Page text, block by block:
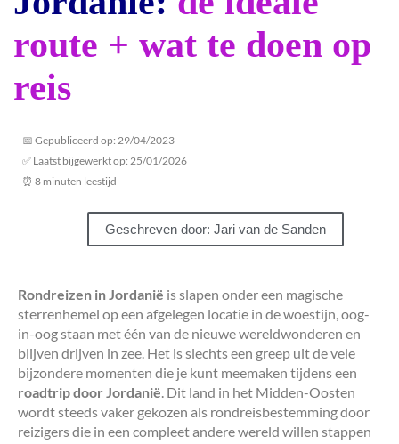
route + wat te doen op
reis
📅 Gepubliceerd op: 29/04/2023
✅ Laatst bijgewerkt op: 25/01/2026
⏰ 8 minuten leestijd
Geschreven door: Jari van de Sanden
Rondreizen in Jordanië is slapen onder een magische
sterrenhemel op een afgelegen locatie in de woestijn, oog-
in-oog staan met één van de nieuwe wereldwonderen en
blijven drijven in zee. Het is slechts een greep uit de vele
bijzondere momenten die je kunt meemaken tijdens een
roadtrip door Jordanië . Dit land in het Midden-Oosten
wordt steeds vaker gekozen als rondreisbestemming door
reizigers die in een compleet andere wereld willen stappen